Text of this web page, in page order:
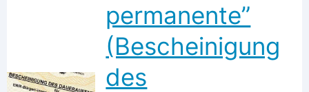
permanente”
(Bescheinigung
des